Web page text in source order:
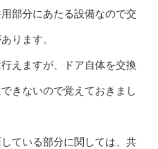
部分にあたる設備なので交
ります。
えますが、ドア自体を交換
きないので覚えておきまし
ている部分に関しては、共